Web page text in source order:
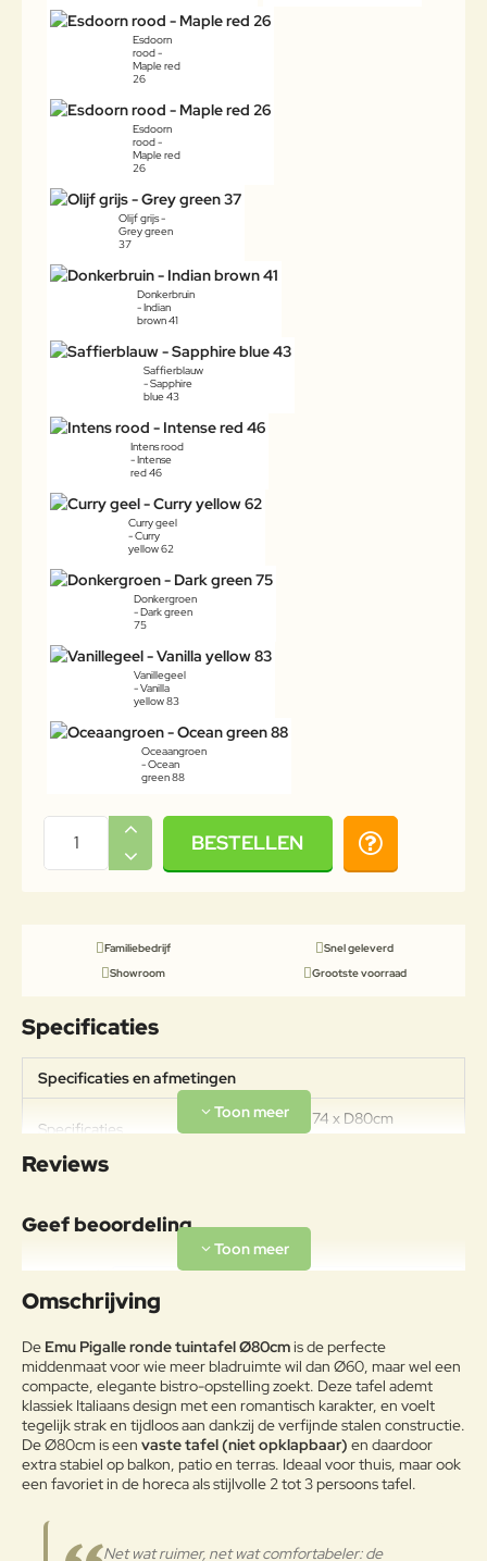
Esdoorn
rood -
Maple red
26
Esdoorn
rood -
Maple red
26
Olijf grijs -
Grey green
37
Donkerbruin
- Indian
brown 41
Saffierblauw
- Sapphire
blue 43
Intens rood
- Intense
red 46
Curry geel
- Curry
yellow 62
Donkergroen
- Dark green
75
Vanillegeel
- Vanilla
yellow 83
Oceaangroen
- Ocean
green 88
BESTELLEN
Familiebedrijf
Snel geleverd
Showroom
Grootste voorraad
Specificaties
Specificaties en afmetingen
Specificaties
Afmetingen: H74 x D80cm
Gewicht 9,6kg Draagkracht 100kg
Frame
IJzer en koolstoflegering, met een
koolstofgehalte van minder dan
Onderhoudsadvies
Gepoedercoat staal
Om het product lang in goede
staat te houden, raden we aan om
het 's winters binnen en op een
droge plaats te bewaren om
condensvorming te voorkomen.
Reviews
Geef beoordeling
Uw naam:
g:
Note:HTML-code wordt niet vertaald!
Omschrijving
De Emu Pigalle ronde tuintafel Ø80cmis de perfecte
middenmaat voor wie meer bladruimte wil dan Ø60, maar wel een
compacte, elegante bistro-opstelling zoekt. Deze tafel ademt
klassiek Italiaans design met een romantisch karakter, en voelt
tegelijk strak en tijdloos aan dankzij de verfijnde stalen constructie.
De Ø80cm is een vaste tafel (niet opklapbaar) en daardoor
extra stabiel op balkon, patio en terras. Ideaal voor thuis, maar ook
een favoriet in de horeca als stijlvolle 2 tot 3 persoons tafel.
Net wat ruimer, net wat comfortabeler: de